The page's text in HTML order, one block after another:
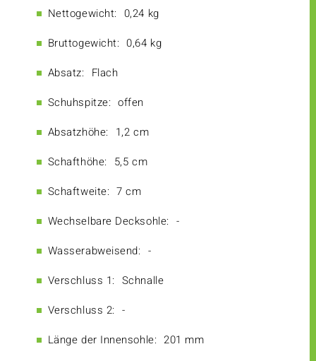
Nettogewicht: 0,24 kg
Bruttogewicht: 0,64 kg
Absatz: Flach
Schuhspitze: offen
Absatzhöhe: 1,2 cm
Schafthöhe: 5,5 cm
Schaftweite: 7 cm
Wechselbare Decksohle: -
Wasserabweisend: -
Verschluss 1: Schnalle
Verschluss 2: -
Länge der Innensohle: 201 mm